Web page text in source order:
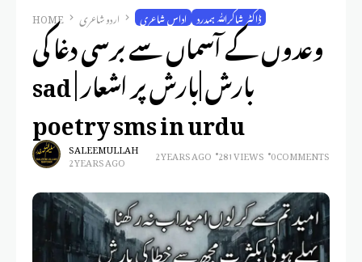
HOME اردو شاعری اداس شاعری ڈاکٹر شاکراللّٰہ ہمدرد
وعدوں کے آسماں سے برسی دغا کی
بارش |بارش پر اشعار | sad
poetry sms in urdu
SALEEM ULLAH
2 YEARS AGO 2 YEARS AGO 281 VIEWS 0 COMMENTS